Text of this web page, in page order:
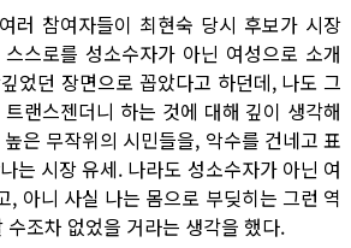
러 참여자들이 최현숙 당시 후보가 시장
스로를 성소수자가 아닌 여성으로 소개
었던 장면으로 꼽았다고 하던데, 나도 그
랜스젠더니 하는 것에 대해 깊이 생각해
은 무작위의 시민들을, 악수를 건네고 표
는 시장 유세. 나라도 성소수자가 아닌 여
, 아니 사실 나는 몸으로 부딪히는 그런 역
수조차 없었을 거라는 생각을 했다.